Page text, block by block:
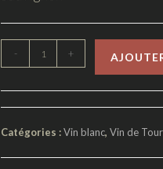
- +
Catégories :Vin blanc,Vin de